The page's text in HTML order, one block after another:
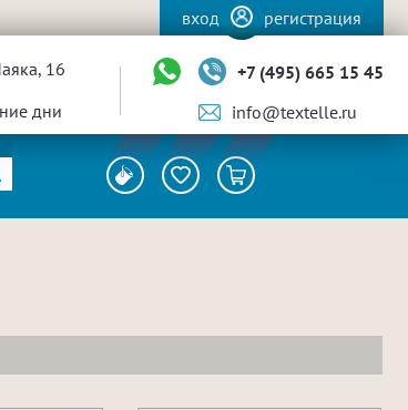
вход регистрация
16
дни
+7 (495) 665 15 45
info@textelle.ru